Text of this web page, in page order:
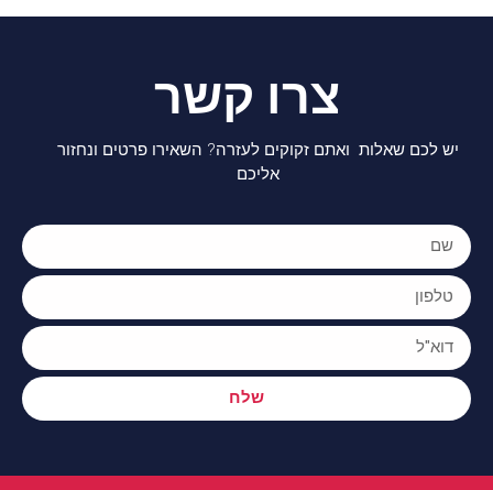
צרו קשר
יש לכם שאלות ואתם זקוקים לעזרה? השאירו פרטים ונחזור
אליכם
שלח